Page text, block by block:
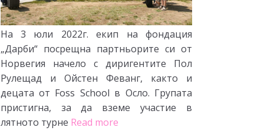
На 3 юли 2022г. екип на фондация
„Дарби“ посрещна партньорите си от
Норвегия начело с диригентите Пол
Рулещад и Ойстен Феванг, както и
децата от Foss School в Осло. Групата
пристигна, за да вземе участие в
лятното турне Read more